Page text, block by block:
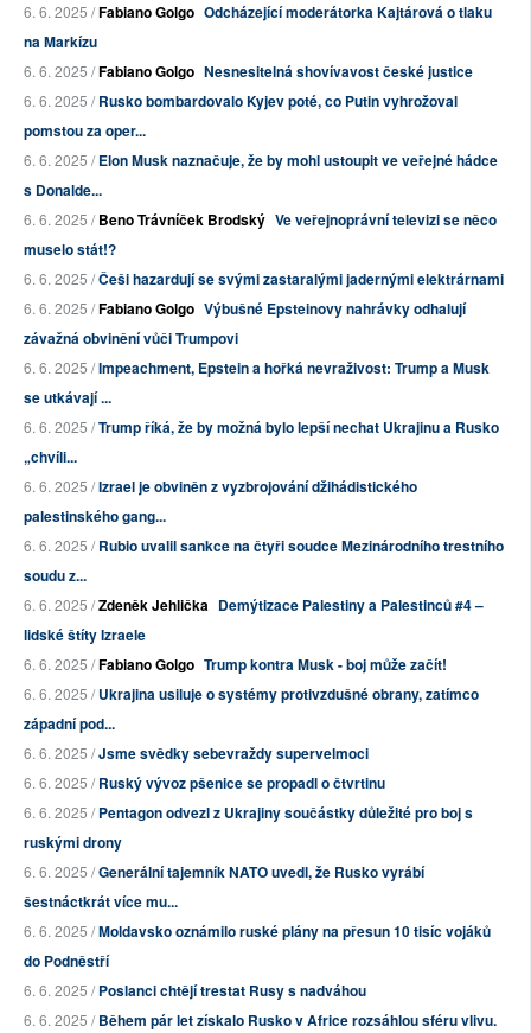
6. 6. 2025 /Fabiano Golgo Odcházející moderátorka Kajtárová o tlaku
na Markízu
6. 6. 2025 /Fabiano Golgo Nesnesitelná shovívavost české justice
6. 6. 2025 /Rusko bombardovalo Kyjev poté, co Putin vyhrožoval
pomstou za oper...
6. 6. 2025 /Elon Musk naznačuje, že by mohl ustoupit ve veřejné hádce
s Donalde...
6. 6. 2025 /Beno Trávníček Brodský Ve veřejnoprávní televizi se něco
muselo stát!?
6. 6. 2025 /Češi hazardují se svými zastaralými jadernými elektrárnami
6. 6. 2025 /Fabiano Golgo Výbušné Epsteinovy nahrávky odhalují
závažná obvinění vůči Trumpovi
6. 6. 2025 /Impeachment, Epstein a hořká nevraživost: Trump a Musk
se utkávají ...
6. 6. 2025 /Trump říká, že by možná bylo lepší nechat Ukrajinu a Rusko
„chvíli...
6. 6. 2025 /Izrael je obviněn z vyzbrojování džihádistického
palestinského gang...
6. 6. 2025 /Rubio uvalil sankce na čtyři soudce Mezinárodního trestního
soudu z...
6. 6. 2025 /Zdeněk Jehlička Demýtizace Palestiny a Palestinců #4 –
lidské štíty Izraele
6. 6. 2025 /Fabiano Golgo Trump kontra Musk - boj může začít!
6. 6. 2025 /Ukrajina usiluje o systémy protivzdušné obrany, zatímco
západní pod...
6. 6. 2025 /Jsme svědky sebevraždy supervelmoci
6. 6. 2025 /Ruský vývoz pšenice se propadl o čtvrtinu
6. 6. 2025 /Pentagon odvezl z Ukrajiny součástky důležité pro boj s
ruskými drony
6. 6. 2025 /Generální tajemník NATO uvedl, že Rusko vyrábí
šestnáctkrát více mu...
6. 6. 2025 /Moldavsko oznámilo ruské plány na přesun 10 tisíc vojáků
do Podněstří
6. 6. 2025 /Poslanci chtějí trestat Rusy s nadváhou
6. 6. 2025 /Během pár let získalo Rusko v Africe rozsáhlou sféru vlivu.